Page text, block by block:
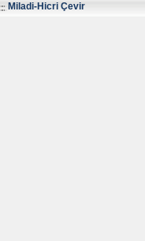
Miladi-Hicri Çevir